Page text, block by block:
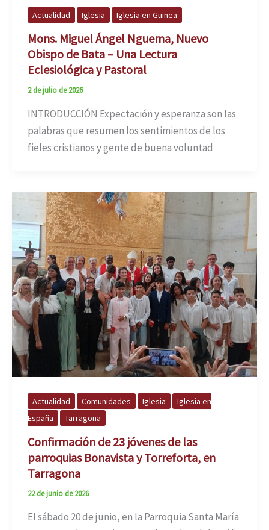
Actualidad Iglesia Iglesia en Guinea
Mons. Miguel Ángel Nguema, Nuevo
Obispo de Bata – Una Lectura
Eclesiológica y Pastoral
2 de julio de 2026
INTRODUCCIÓN Expectación y esperanza son las
palabras que resumen los sentimientos de los
fieles cristianos y gente de buena voluntad
Actualidad Comunidades Iglesia
Iglesia en
España
Tarragona
Confirmación de 23 jóvenes de las
parroquias Bonavista y Torreforta, en
Tarragona
22 de junio de 2026
El sábado 20 de junio, en la Parroquia Santa María